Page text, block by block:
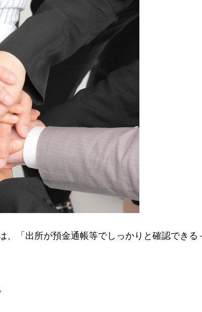
、「出所が預金通帳等でしっかりと確認できる